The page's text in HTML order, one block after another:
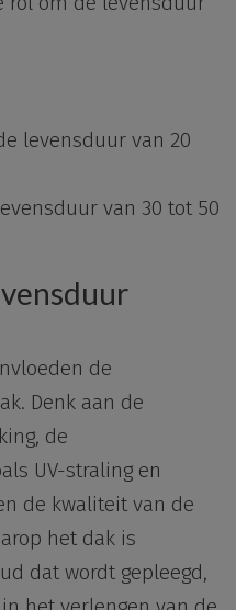
levensduur van 20
van 30 tot 50
de
Denk aan de
de
UV-straling en
de kwaliteit van de
het dak is
dat wordt gepleegd,